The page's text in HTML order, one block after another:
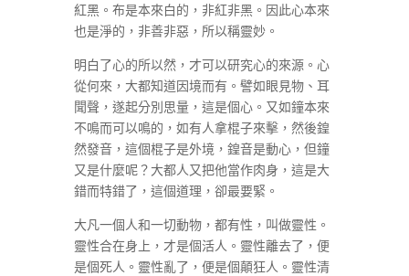
紅黑。布是本來白的，非紅非黑。因此心本來
也是淨的，非善非惡，所以稱靈妙。
明白了心的所以然，才可以研究心的來源。心
從何來，大都知道因境而有。譬如眼見物、耳
聞聲，遂起分別思量，這是個心。又如鐘本來
不鳴而可以鳴的，如有人拿棍子來擊，然後鍠
然發音，這個棍子是外境，鍠音是動心，但鐘
又是什麼呢？大都人又把他當作肉身，這是大
錯而特錯了，這個道理，卻最要緊。
大凡一個人和一切動物，都有性，叫做靈性。
靈性合在身上，才是個活人。靈性離去了，便
是個死人。靈性亂了，便是個顛狂人。靈性清